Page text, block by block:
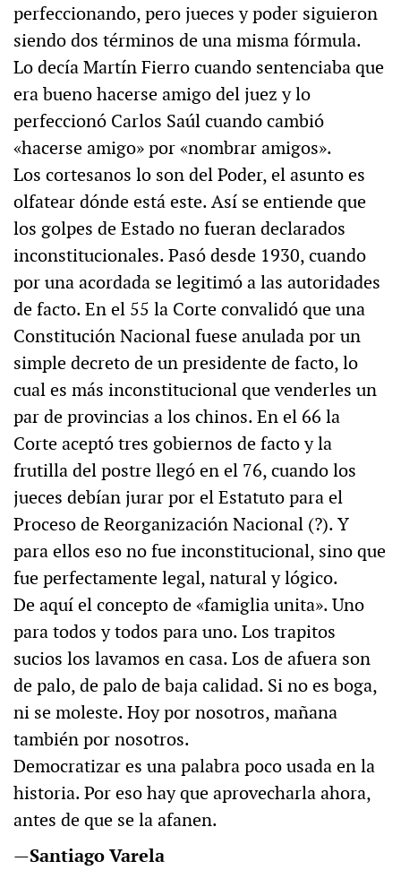
perfeccionando, pero jueces y poder siguieron
siendo dos términos de una misma fórmula.
Lo decía Martín Fierro cuando sentenciaba que
era bueno hacerse amigo del juez y lo
perfeccionó Carlos Saúl cuando cambió
«hacerse amigo» por «nombrar amigos».
Los cortesanos lo son del Poder, el asunto es
olfatear dónde está este. Así se entiende que
los golpes de Estado no fueran declarados
inconstitucionales. Pasó desde 1930, cuando
por una acordada se legitimó a las autoridades
de facto. En el 55 la Corte convalidó que una
Constitución Nacional fuese anulada por un
simple decreto de un presidente de facto, lo
cual es más inconstitucional que venderles un
par de provincias a los chinos. En el 66 la
Corte aceptó tres gobiernos de facto y la
frutilla del postre llegó en el 76, cuando los
jueces debían jurar por el Estatuto para el
Proceso de Reorganización Nacional (?). Y
para ellos eso no fue inconstitucional, sino que
fue perfectamente legal, natural y lógico.
De aquí el concepto de «famiglia unita». Uno
para todos y todos para uno. Los trapitos
sucios los lavamos en casa. Los de afuera son
de palo, de palo de baja calidad. Si no es boga,
ni se moleste. Hoy por nosotros, mañana
también por nosotros.
Democratizar es una palabra poco usada en la
historia. Por eso hay que aprovecharla ahora,
antes de que se la afanen.
—Santiago Varela